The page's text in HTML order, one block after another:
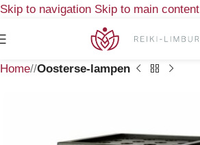
Skip to navigation Skip to main content
Home/ Oosterse-lampen